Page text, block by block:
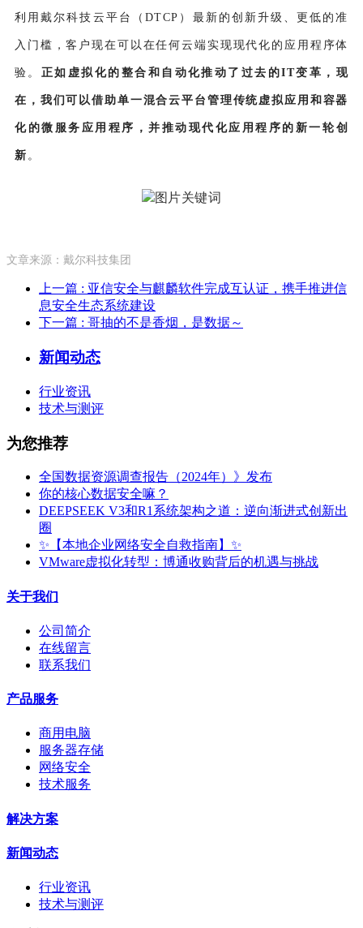
利用戴尔科技云平台（DTCP）最新的创新升级、更低的准
入门槛，客户现在可以在任何云端实现现代化的应用程序体
验。 正如虚拟化的整合和自动化推动了过去的IT变革，现
在，我们可以借助单一混合云平台管理传统虚拟应用和容器
化的微服务应用程序，并推动现代化应用程序的新一轮创
新 。
文章来源：戴尔科技集团
上一篇 : 亚信安全与麒麟软件完成互认证，携手推进信
息安全生态系统建设
下一篇 : 哥抽的不是香烟，是数据～
新闻动态
行业资讯
技术与测评
为您推荐
全国数据资源调查报告（2024年）》发布
你的核心数据安全嘛？
DEEPSEEK V3和R1系统架构之道：逆向渐进式创新出
圈
✨【本地企业网络安全自救指南】✨
VMware虚拟化转型：博通收购背后的机遇与挑战
关于我们
公司简介
在线留言
联系我们
产品服务
商用电脑
服务器存储
网络安全
技术服务
解决方案
新闻动态
行业资讯
技术与测评